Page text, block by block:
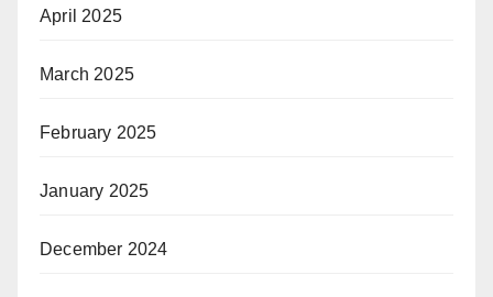
April 2025
March 2025
February 2025
January 2025
December 2024